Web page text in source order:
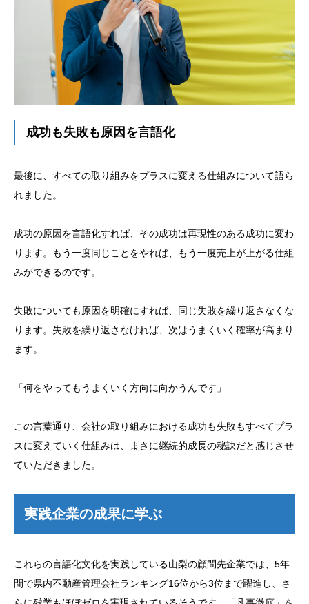
成功も失敗も原因を言語化
最後に、すべての取り組みをプラスに変える仕組みについて語ら
れました。
成功の原因を言語化すれば、その成功は再現性のある成功に変わ
ります。もう一度同じことをやれば、もう一度売上が上がる仕組
みができるのです。
失敗についても原因を明確にすれば、同じ失敗を繰り返さなくな
ります。失敗を繰り返さなければ、次はうまくいく確率が高まり
ます。
「何をやってもうまくいく方向に向かうんです」
この言葉通り、会社の取り組みにおける成功も失敗もすべてプラ
スに変えていく仕組みは、まさに継続的成長の秘訣だと感じさせ
ていただきました。
実践企業の成果に学ぶ
これらの言語化文化を実践している山梨の顧問先企業では、5年
間で県内不動産管理会社ランキング16位から3位まで躍進し、さ